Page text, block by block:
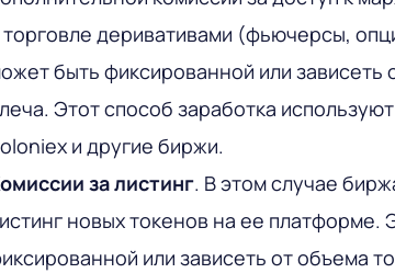
торговле деривативами (фьючерсы,
быть фиксированной или зависеть
Этот способ заработка
и другие биржи.
за листинг. В этом случае
новых токенов на ее платформе.
или зависеть от объема